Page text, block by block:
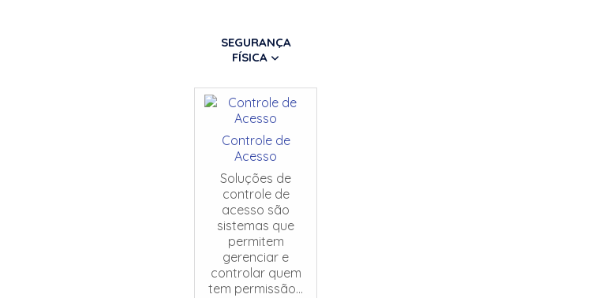
SEGURANÇA
FÍSICA
Controle de
Acesso
Soluções de
controle de
acesso são
sistemas que
permitem
gerenciar e
controlar quem
tem permissão...